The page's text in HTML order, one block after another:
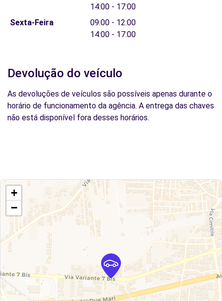
14:00 - 17:00
Sexta-Feira
09:00 - 12:00
14:00 - 17:00
Devolução do veículo
As devoluções de veículos são possíveis apenas durante o
horário de funcionamento da agência. A entrega das chaves
não está disponível fora desses horários.
+
−